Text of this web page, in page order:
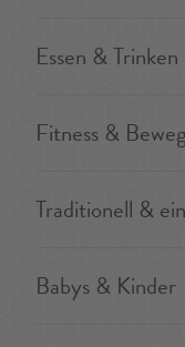
Essen & Trinken
Fitness &
Traditionell &
Babys & Kinder